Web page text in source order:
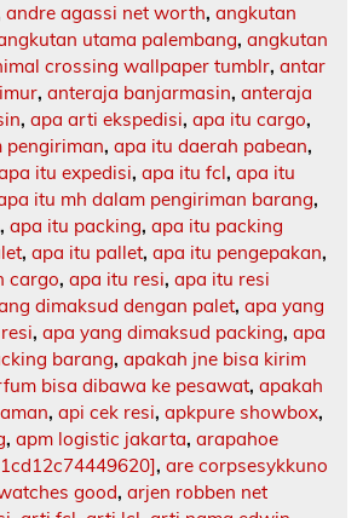
andre agassi net worth, angkutan
utama palembang, angkutan
crossing wallpaper tumblr, antar
, anteraja banjarmasin, anteraja
, apa arti ekspedisi, apa itu cargo,
pengiriman, apa itu daerah pabean,
itu expedisi, apa itu fcl, apa itu
itu mh dalam pengiriman barang,
, apa itu packing, apa itu packing
, apa itu pallet, apa itu pengepakan,
cargo, apa itu resi, apa itu resi
dimaksud dengan palet, apa yang
, apa yang dimaksud packing, apa
barang, apakah jne bisa kirim
bisa dibawa ke pesawat, apakah
, api cek resi, apkpure showbox,
, apm logistic jakarta, arapahoe
, are corpsesykkuno
good, arjen robben net